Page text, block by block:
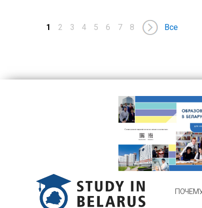
1 2 3 4 5 6 7 8 Все